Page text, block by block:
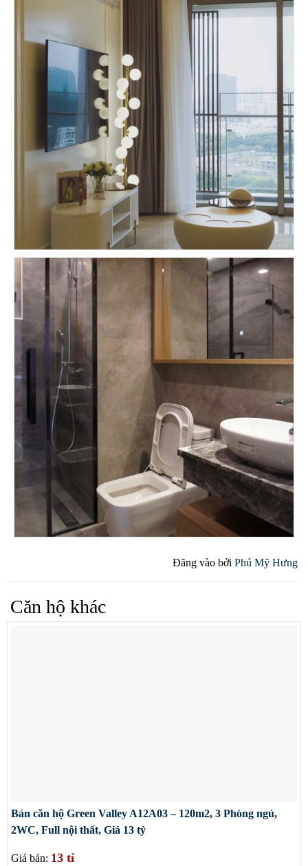
Đăng vào bởi Phú Mỹ Hưng
Căn hộ khác
Bán căn hộ Green Valley A12A03 – 120m2, 3 Phòng ngủ,
2WC, Full nội thất, Giá 13 tỷ
Giá bán: 13 tỉ